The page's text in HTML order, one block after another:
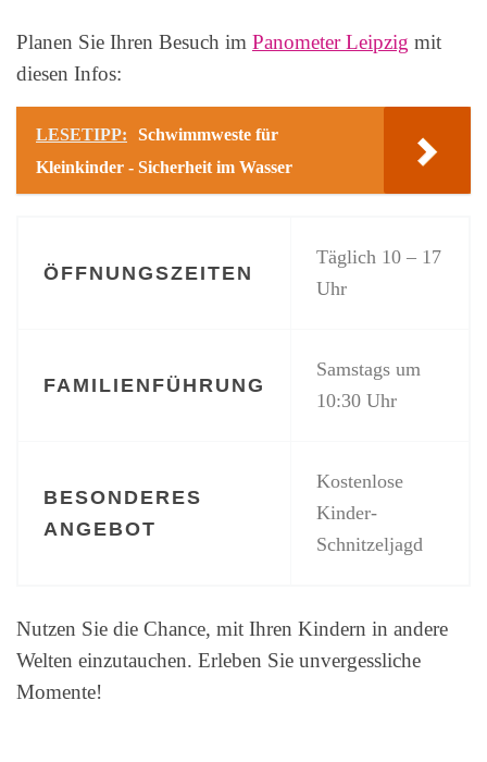
Planen Sie Ihren Besuch im Panometer Leipzig mit
diesen Infos:
LESETIPP:
Schwimmweste für
Kleinkinder - Sicherheit im Wasser
ÖFFNUNGSZEITEN
Täglich 10 – 17
Uhr
FAMILIENFÜHRUNG
Samstags um
10:30 Uhr
BESONDERES
ANGEBOT
Kostenlose
Kinder-
Schnitzeljagd
Nutzen Sie die Chance, mit Ihren Kindern in andere
Welten einzutauchen. Erleben Sie unvergessliche
Momente!